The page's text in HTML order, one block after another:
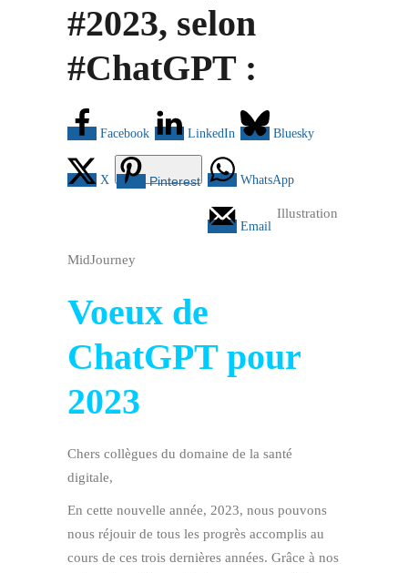
#2023, selon
#ChatGPT :
Facebook LinkedIn Bluesky
X Pinterest WhatsApp
Email
Illustration
MidJourney
Voeux de
ChatGPT pour
2023
Chers collègues du domaine de la santé
digitale,
En cette nouvelle année, 2023, nous pouvons
nous réjouir de tous les progrès accomplis au
cours de ces trois dernières années. Grâce à nos